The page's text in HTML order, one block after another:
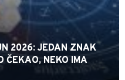
2026: JEDAN ZNAK
ČEKAO, NEKO IMA